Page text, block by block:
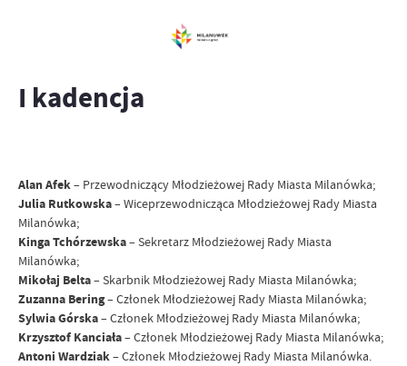
I kadencja
Alan Afek– Przewodniczący Młodzieżowej Rady Miasta Milanówka;
Julia Rutkowska– Wiceprzewodnicząca Młodzieżowej Rady Miasta
Milanówka;
Kinga Tchórzewska– Sekretarz Młodzieżowej Rady Miasta
Milanówka;
Mikołaj Belta– Skarbnik Młodzieżowej Rady Miasta Milanówka;
Zuzanna Bering– Członek Młodzieżowej Rady Miasta Milanówka;
Sylwia Górska– Członek Młodzieżowej Rady Miasta Milanówka;
Krzysztof Kanciała– Członek Młodzieżowej Rady Miasta Milanówka;
Antoni Wardziak– Członek Młodzieżowej Rady Miasta Milanówka.